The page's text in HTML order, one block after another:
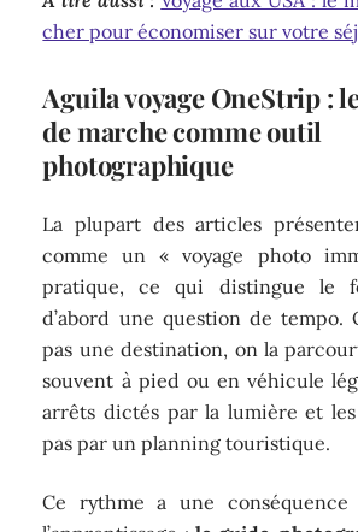
cher pour économiser sur votre
Aguila voyage OneStrip :
de marche comme outil
photographique
La plupart des articles
comme un « voyage photo
pratique, ce qui distingue le
d’abord une question de tempo.
pas une destination, on la
souvent à pied ou en véhicule
arrêts dictés par la lumière et
pas par un planning touristique.
Ce rythme a une